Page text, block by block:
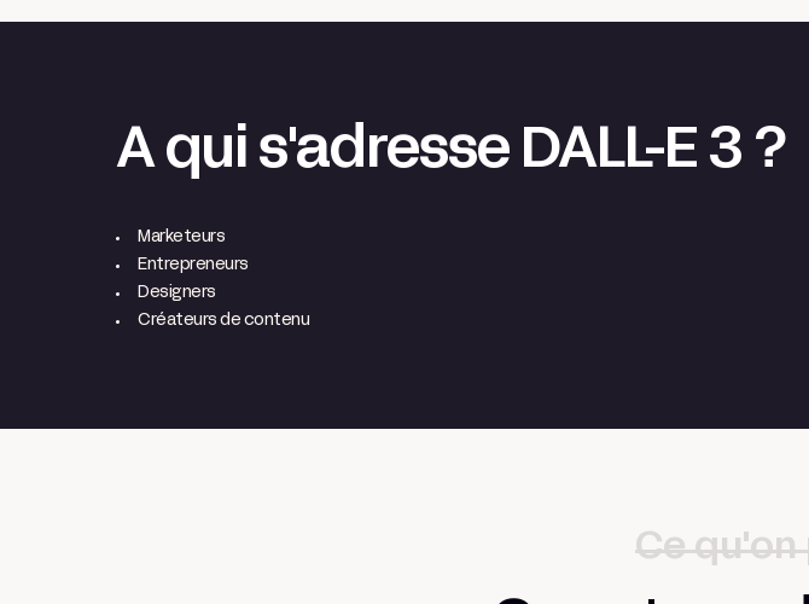
A qui s'adresse DALL-E 3 ?
Marketeurs
Entrepreneurs
Designers
Créateurs de contenu
Ce